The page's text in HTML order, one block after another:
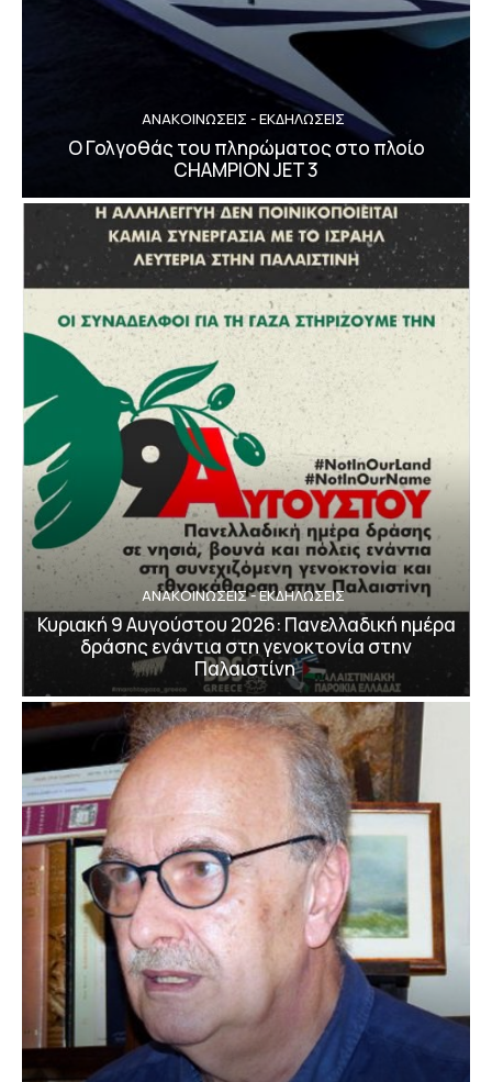
ΑΝΑΚΟΙΝΩΣΕΙΣ - ΕΚΔΗΛΩΣΕΙΣ
Ο Γολγοθάς του πληρώματος στο πλοίο
CHAMPION JET 3
ΑΝΑΚΟΙΝΩΣΕΙΣ - ΕΚΔΗΛΩΣΕΙΣ
Κυριακή 9 Αυγούστου 2026: Πανελλαδική ημέρα
δράσης ενάντια στη γενοκτονία στην
Παλαιστίνη